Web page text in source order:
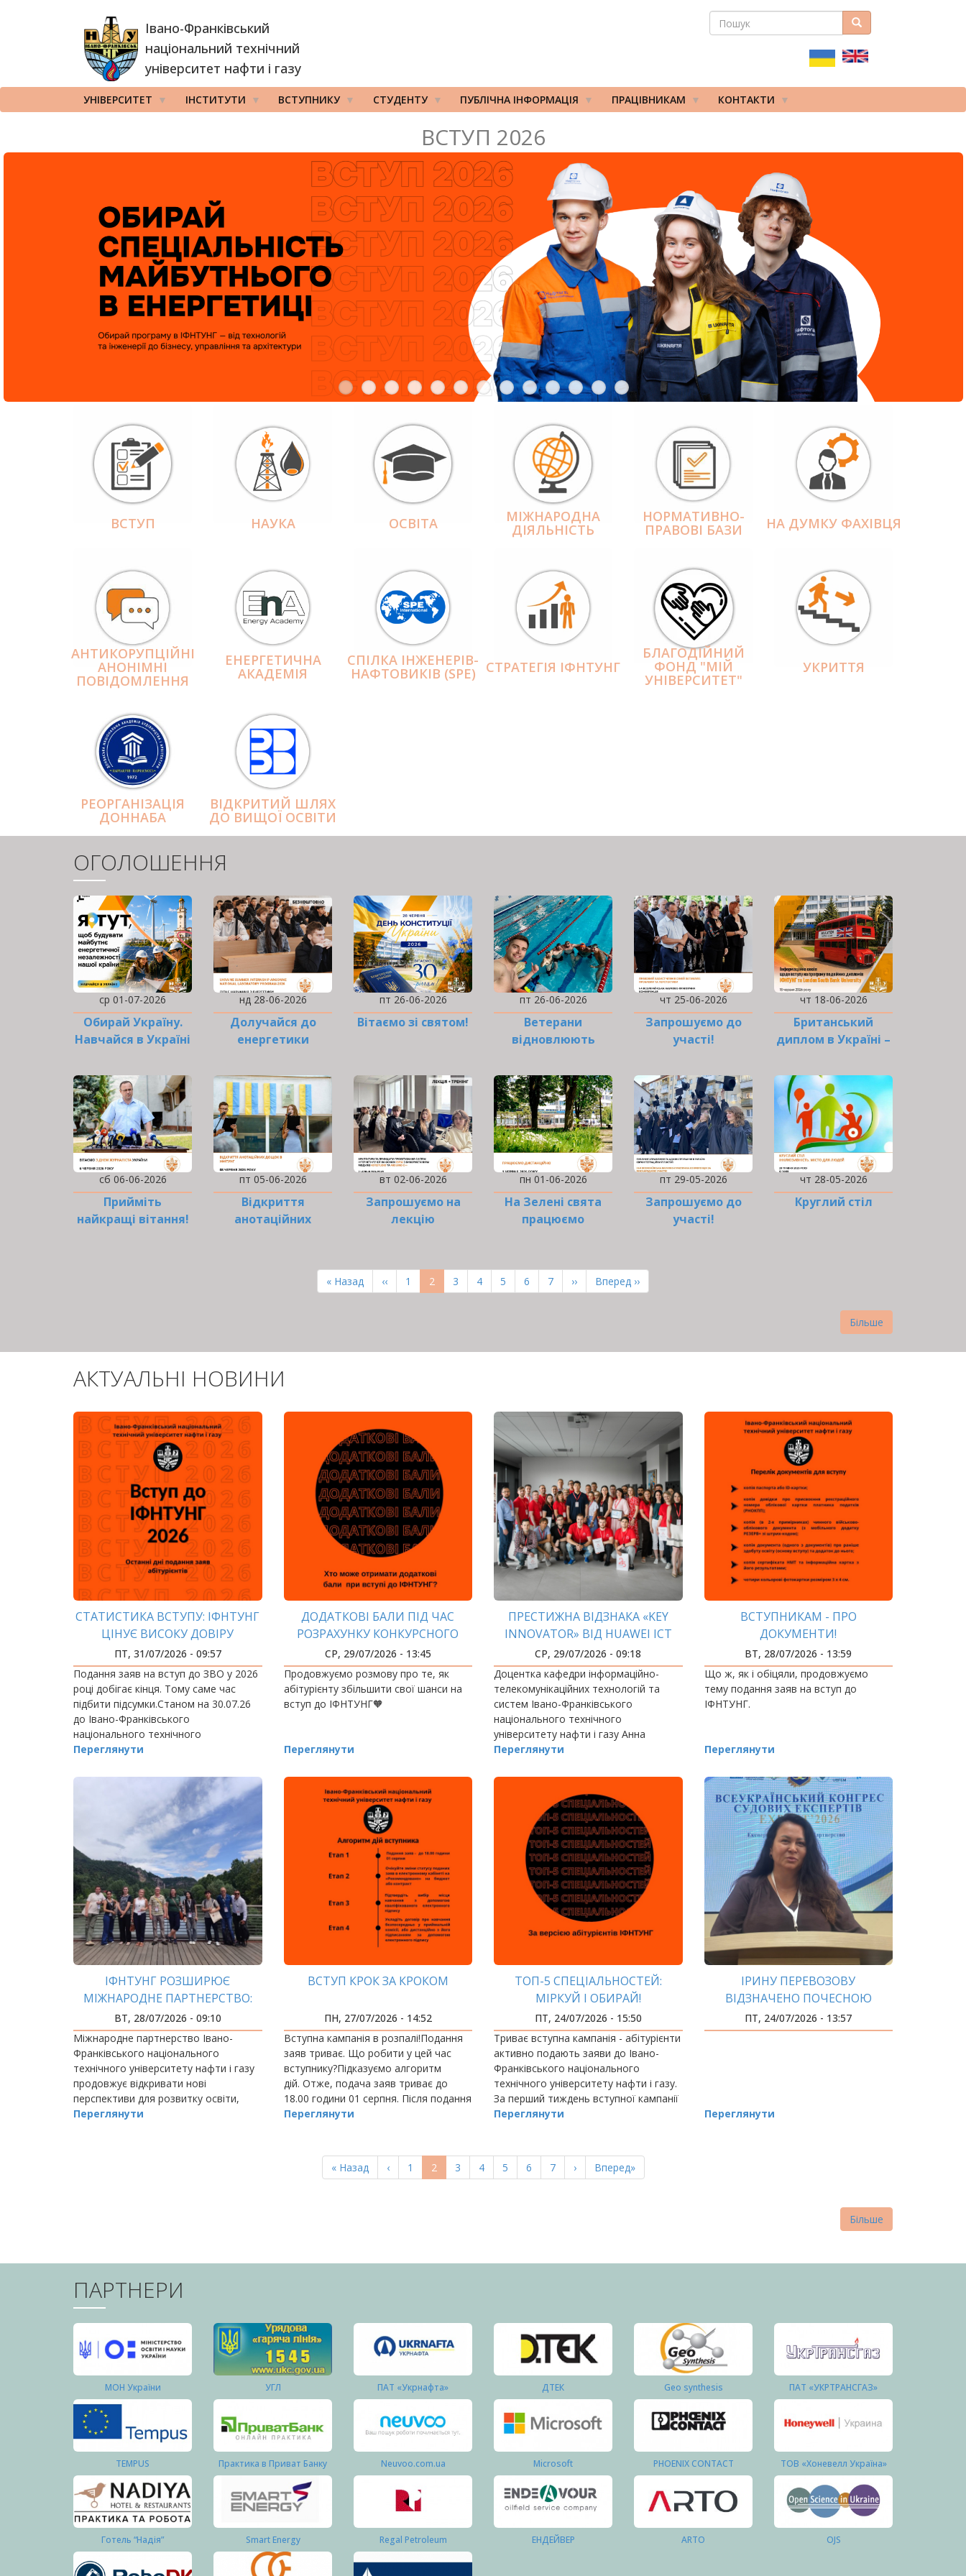
Івано-Франківський
національний технічний
університет нафти і газу
ПОШУКОВА
ПОШУК Пошук
УНІВЕРСИТЕТ ІНСТИТУТИ ВСТУПНИКУ СТУДЕНТУ ПУБЛІЧНА ІНФОРМАЦІЯ ПРАЦІВНИКАМ КОНТАКТИ
ВСТУП 2026
ВСТУП НАУКА ОСВІТА МІЖНАРОДНА
ДІЯЛЬНІCТЬ
НОРМАТИВНО-
ПРАВОВІ БАЗИ НА ДУМКУ ФАХІВЦЯ
АНТИКОРУПЦІЙНІ
АНОНІМНІ
ПОВІДОМЛЕННЯ
ЕНЕРГЕТИЧНА
АКАДЕМІЯ
СПІЛКА ІНЖЕНЕРІВ-
НАФТОВИКІВ (SPE) СТРАТЕГІЯ ІФНТУНГ
БЛАГОДІЙНИЙ
ФОНД "МІЙ
УНІВЕРСИТЕТ"
УКРИТТЯ
РЕОРГАНІЗАЦІЯ
ДОННАБА
ВІДКРИТИЙ ШЛЯХ
ДО ВИЩОЇ ОСВІТИ
ОГОЛОШЕННЯ
ср 01-07-2026
Обирай Україну.
Навчайся в Україні
нд 28-06-2026
Долучайся до
енергетики
сьогодні!
пт 26-06-2026
Вітаємо зі святом!
пт 26-06-2026
Ветерани
відновлюють
параплавання в…
чт 25-06-2026
Запрошуємо до
участі!
чт 18-06-2026
Британський
диплом в Україні –
сб 06-06-2026
Прийміть
найкращі вітання!
пт 05-06-2026
Відкриття
анотаційних
вт 02-06-2026
Запрошуємо на
лекцію
пн 01-06-2026
На Зелені свята
працюємо
пт 29-05-2026
Запрошуємо до
участі!
чт 28-05-2026
Круглий стіл
Перша
сторінка
« Назад
Попередня
сторінка
‹‹ Page
1
Поточна
сторінка
2 Page
3 Page
4 Page
5 Page
6 Page
7
Наступна
сторінка
››
Остання
сторінка
Вперед ››
Більше
АКТУАЛЬНІ НОВИНИ
СТАТИСТИКА ВСТУПУ: ІФНТУНГ
ЦІНУЄ ВИСОКУ ДОВІРУ
ПТ, 31/07/2026 - 09:57
Подання заяв на вступ до ЗВО у 2026
році добігає кінця. Тому саме час
підбити підсумки.Станом на 30.07.26
до Івано-Франківського
національного технічного
університету нафти і газу надійшло
конкурсі 8423…
Переглянути
ДОДАТКОВІ БАЛИ ПІД ЧАС
РОЗРАХУНКУ КОНКУРСНОГО
БАЛА ДЛЯ ВСТУПУ
СР, 29/07/2026 - 13:45
Продовжуємо розмову про те, як
абітурієнту збільшити свої шанси на
вступ до ІФНТУНГ🧡
Переглянути
ПРЕСТИЖНА ВІДЗНАКА «KEY
INNOVATOR» ВІД HUAWEI ICT
ACADEMY
СР, 29/07/2026 - 09:18
Доцентка кафедри інформаційно-
телекомунікаційних технологій та
систем Івано-Франківського
національного технічного
університету нафти і газу Анна
Воропаєва стала лауреаткою
яку вручили під час церемонії…
Переглянути
ВСТУПНИКАМ - ПРО
ДОКУМЕНТИ!
ВТ, 28/07/2026 - 13:59
Що ж, як і обіцяли, продовжуємо
тему подання заяв на вступ до
ІФНТУНГ.
Переглянути
ІФНТУНГ РОЗШИРЮЄ
МІЖНАРОДНЕ ПАРТНЕРСТВО:
НОВІ МОЖЛИВОСТІ ДЛЯ
ОСВІТИ, НАУКИ ТА
АКАДЕМІЧНОЇ МОБІЛЬНОСТІ
ВТ, 28/07/2026 - 09:10
Міжнародне партнерство Івано-
Франківського національного
технічного університету нафти і газу
продовжує відкривати нові
перспективи для розвитку освіти,
науки та професійного зростання
Переглянути
ВСТУП КРОК ЗА КРОКОМ
ПН, 27/07/2026 - 14:52
Вступна кампанія в розпалі!Подання
заяв триває. Що робити у цей час
вступнику?Підказуємо алгоритм
дій. Отже, подача заяв триває до
18.00 години 01 серпня. Після подання
заяв чекаємо на зміну статусу
Переглянути
ТОП-5 СПЕЦІАЛЬНОСТЕЙ:
МІРКУЙ І ОБИРАЙ!
ПТ, 24/07/2026 - 15:50
Триває вступна кампанія - абітурієнти
активно подають заяви до Івано-
Франківського національного
технічного університету нафти і газу.
За перший тиждень вступної кампанії
надійшло заяв: у 2024 році - 2026; у
Переглянути
ІРИНУ ПЕРЕВОЗОВУ
ВІДЗНАЧЕНО ПОЧЕСНОЮ
ВІДЗНАКОЮ «ЗАСЛУЖЕНИЙ
СУДОВИЙ ЕКСПЕРТ СОЮЗУ
ПТ, 24/07/2026 - 13:57
Переглянути
Перша
сторінка
« Назад
Попередня
сторінка
‹ Page
1
Поточна
сторінка
2 Page
3 Page
4 Page
5 Page
6 Page
7
Наступна
сторінка
›
Остання
сторінка
Вперед»
Більше
ПАРТНЕРИ
МОН України УГЛ ПАТ «Укрнафта» ДТЕК Geo synthesis ПАТ «УКРТРАНСГАЗ»
TEMPUS Практика в Приват Банку Neuvoo.com.ua Microsoft PHOENIX CONTACT ТОВ «Хоневелл Україна»
Готель “Надія” Smart Energy Regal Petroleum ЕНДЕЙВЕР ARTO OJS